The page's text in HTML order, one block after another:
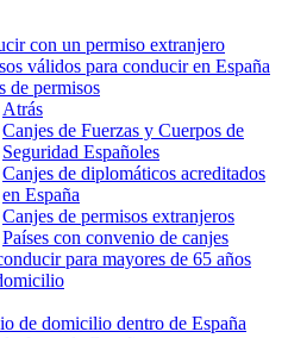
con un permiso extranjero
válidos para conducir en España
de permisos
Atrás
Canjes de Fuerzas y Cuerpos de
Seguridad Españoles
Canjes de diplomáticos acreditados
en España
Canjes de permisos extranjeros
Países con convenio de canjes
para mayores de 65 años
de domicilio dentro de España